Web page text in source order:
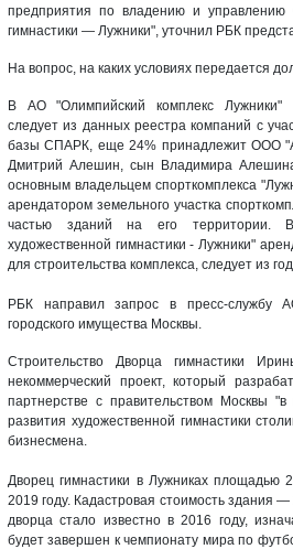
предприятия по владению и
гимнастики — Лужники", уточнил РБК
На вопрос, на каких условиях передается
В АО "Олимпийский комплекс Лужники"
следует из данных реестра компаний с
базы СПАРК, еще 24% принадлежит ООО
Дмитрий Алешин, сын Владимира
основным владельцем спорткомплекса
арендатором земельного участка
частью зданий на его
художественной гимнастики - Лужники"
для строительства комплекса, следует из
РБК направил запрос в пресс-службу
городского имущества Москвы.
Строительство Дворца гимнастики
некоммерческий проект, который
партнерстве с правительством Москвы
развития художественной гимнастики
бизнесмена.
Дворец гимнастики в Лужниках площадью
2019 году. Кадастровая стоимость здания
дворца стало известно в 2016 году,
будет завершен к чемпионату мира по